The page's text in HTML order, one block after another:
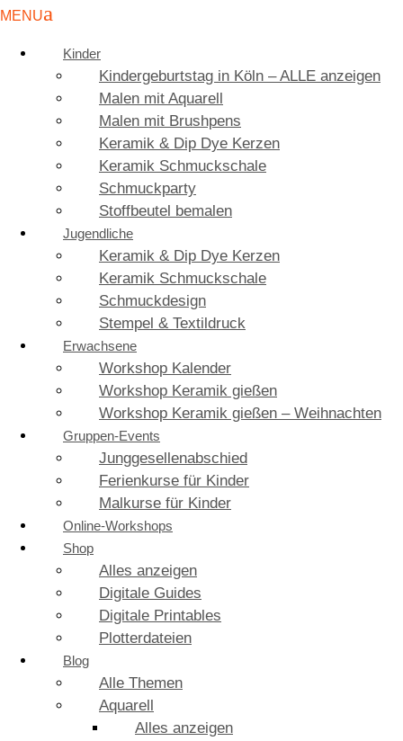
Kinder
Kindergeburtstag in Köln – ALLE anzeigen
Malen mit Aquarell
Malen mit Brushpens
Keramik & Dip Dye Kerzen
Keramik Schmuckschale
Schmuckparty
Stoffbeutel bemalen
Jugendliche
Keramik & Dip Dye Kerzen
Keramik Schmuckschale
Schmuckdesign
Stempel & Textildruck
Erwachsene
Workshop Kalender
Workshop Keramik gießen
Workshop Keramik gießen – Weihnachten
Gruppen-Events
Junggesellenabschied
Ferienkurse für Kinder
Malkurse für Kinder
Online-Workshops
Shop
Alles anzeigen
Digitale Guides
Digitale Printables
Plotterdateien
Blog
Alle Themen
Aquarell
Alles anzeigen